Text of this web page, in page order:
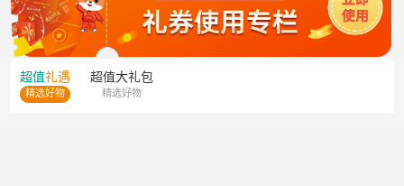
超值礼遇
精选好物
超值大礼包
精选好物